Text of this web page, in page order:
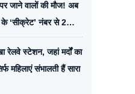
पर जाने वालों की मौज! अब
‘सीक्रेट’ नंबर से 2
रेलवे स्टेशन, जहां मर्दों का
महिलाएं संभालती हैं सारा